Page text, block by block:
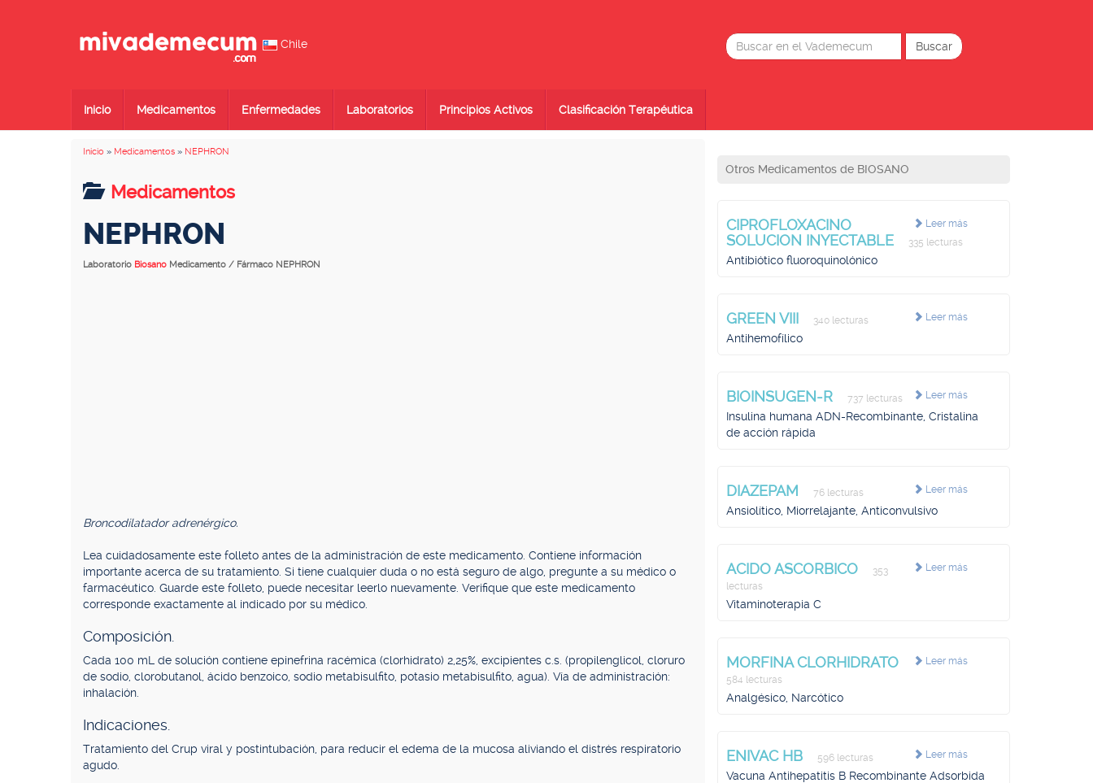
Chile
Inicio Medicamentos Enfermedades Laboratorios Principios Activos Clasificación Terapéutica
Inicio » Medicamentos » NEPHRON
Medicamentos
NEPHRON
Laboratorio Biosano Medicamento / Fármaco NEPHRON
Broncodilatador adrenérgico.
Lea cuidadosamente este folleto antes de la administración de este medicamento. Contiene información
importante acerca de su tratamiento. Si tiene cualquier duda o no está seguro de algo, pregunte a su médico o
farmacéutico. Guarde este folleto, puede necesitar leerlo nuevamente. Verifique que este medicamento
corresponde exactamente al indicado por su médico.
Composición.
Cada 100 mL de solución contiene epinefrina racémica (clorhidrato) 2,25%, excipientes c.s. (propilenglicol, cloruro
de sodio, clorobutanol, ácido benzoico, sodio metabisulfito, potasio metabisulfito, agua). Vía de administración:
inhalación.
Indicaciones.
Tratamiento del Crup viral y postintubación, para reducir el edema de la mucosa aliviando el distrés respiratorio
agudo.
Otros Medicamentos de BIOSANO
Leer más
CIPROFLOXACINO
SOLUCION INYECTABLE
335 lecturas
Antibiótico fluoroquinolónico
Leer más
GREEN VIII 340 lecturas
Antihemofílico
Leer más
BIOINSUGEN-R 737 lecturas
Insulina humana ADN-Recombinante, Cristalina
de acción rápida
Leer más
DIAZEPAM 76 lecturas
Ansiolítico, Miorrelajante, Anticonvulsivo
Leer más
ACIDO ASCORBICO
353
lecturas
Vitaminoterapia C
Leer más
MORFINA CLORHIDRATO
584 lecturas
Analgésico, Narcótico
Leer más
ENIVAC HB 596 lecturas
Vacuna Antihepatitis B Recombinante Adsorbida